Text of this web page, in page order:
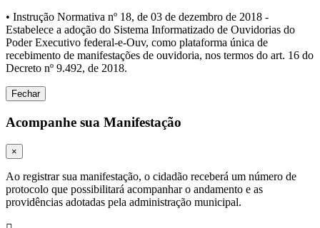
• Instrução Normativa nº 18, de 03 de dezembro de 2018 -
Estabelece a adoção do Sistema Informatizado de Ouvidorias do
Poder Executivo federal-e-Ouv, como plataforma única de
recebimento de manifestações de ouvidoria, nos termos do art. 16 do
Decreto nº 9.492, de 2018.
Fechar
Acompanhe sua Manifestação
×
Ao registrar sua manifestação, o cidadão receberá um número de
protocolo que possibilitará acompanhar o andamento e as
providências adotadas pela administração municipal.